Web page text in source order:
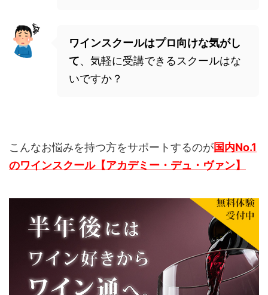
ワインスクールはプロ向けな気がし
て、気軽に受講できるスクールはな
いですか？
こんなお悩みを持つ方をサポートするのが国内No.1
のワインスクール【アカデミー・デュ・ヴァン】